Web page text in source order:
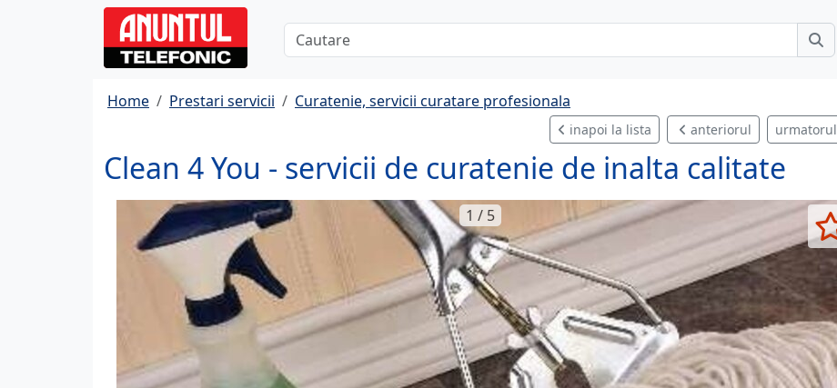
Home Prestari servicii Curatenie, servicii curatare profesionala
inapoi la lista anteriorul urmatorul
Clean 4 You - servicii de curatenie de inalta calitate
1 / 5